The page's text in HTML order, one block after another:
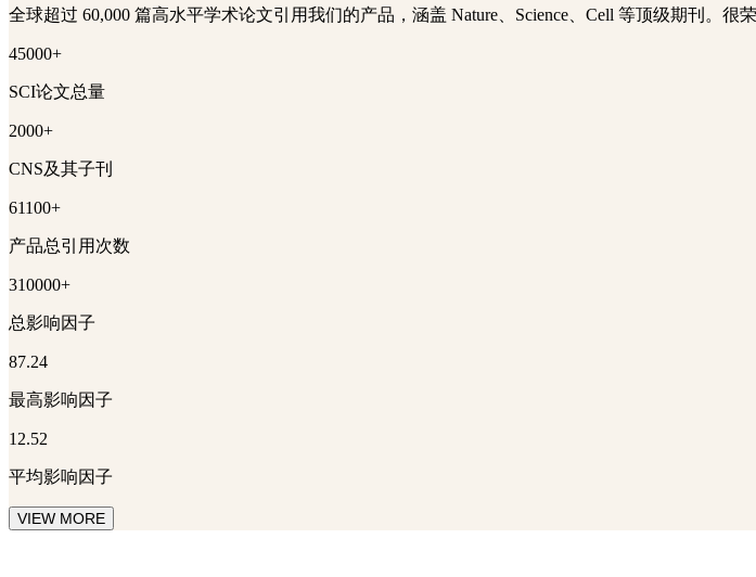
全球超过 60,000 篇高水平学术论文引用我们的产品，涵盖 Nature、Science、Cell 等顶级期刊。
45000+
SCI论文总量
2000+
CNS及其子刊
61100+
产品总引用次数
310000+
总影响因子
87.24
最高影响因子
12.52
平均影响因子
VIEW MORE